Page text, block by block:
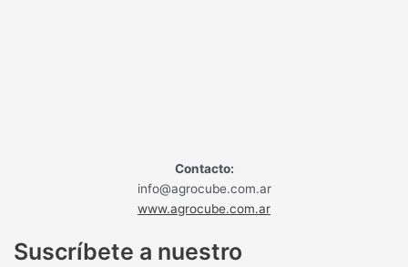
Contacto:
info@agrocube.com.ar
www.agrocube.com.ar
Suscríbete a nuestro